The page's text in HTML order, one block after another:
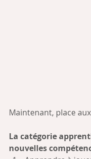
Maintenant, place
La catégorie
nouvelles